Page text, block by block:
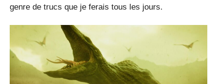
genre de trucs que je ferais tous les jours.